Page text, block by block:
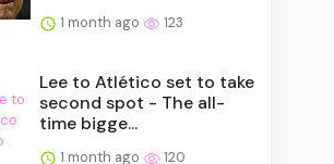
1 month ago 123
Lee to Atlético set to take
second spot - The all-
time bigge...
1 month ago 120